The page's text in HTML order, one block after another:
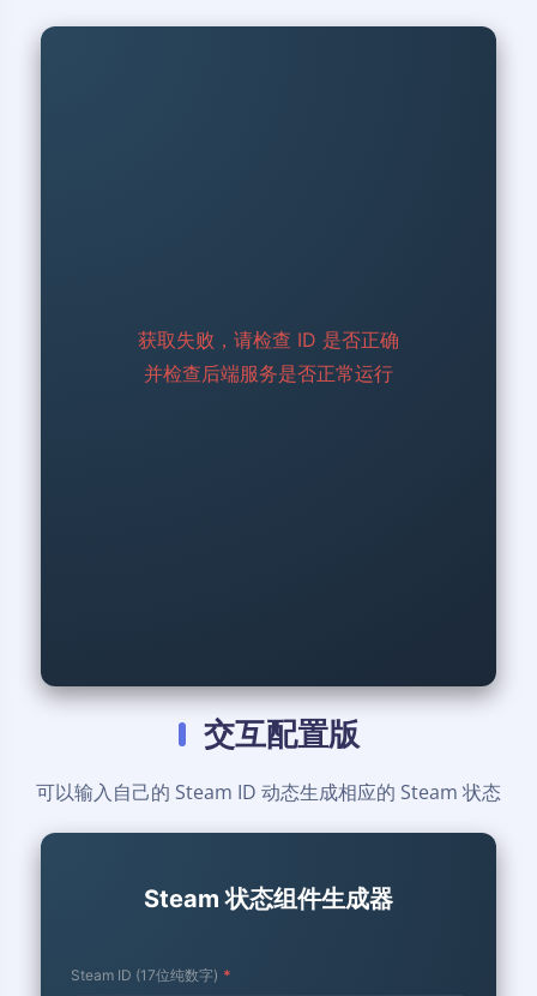
获取失败，请检查 ID 是否正确
并检查后端服务是否正常运行
交互配置版
可以输入自己的 Steam ID 动态生成相应的 Steam 状态
Steam 状态组件生成器
Steam ID (17位纯数字) *